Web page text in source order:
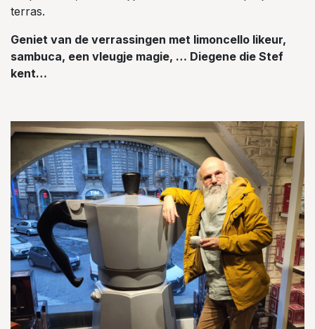
terras.
Geniet van de verrassingen met limoncello likeur,
sambuca, een vleugje magie, … Diegene die Stef
kent…